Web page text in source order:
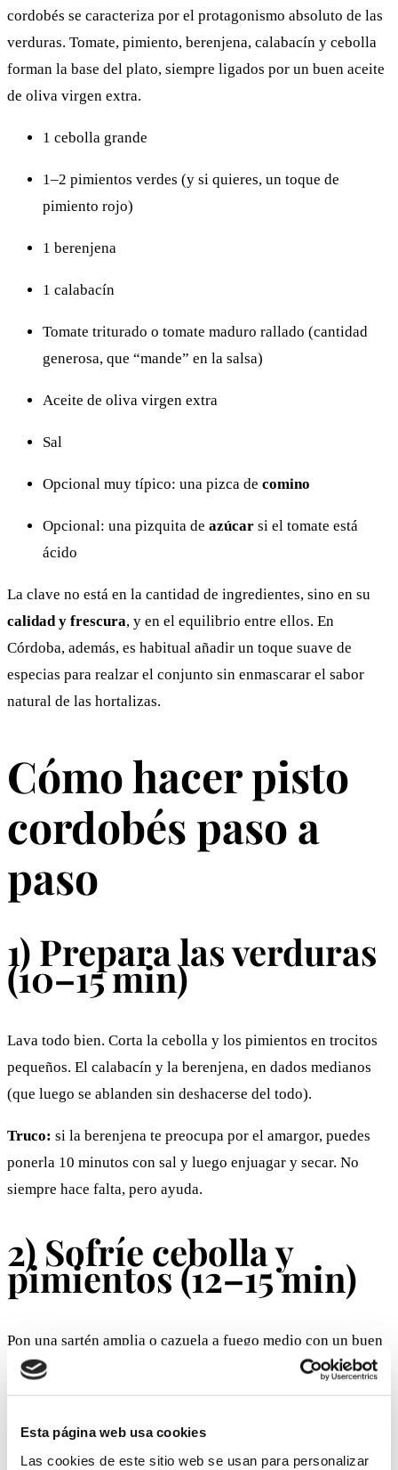
Esta página web usa cookies
Las cookies de este sitio web se usan para personalizar
cordobés se caracteriza por el protagonismo absoluto de las
verduras. Tomate, pimiento, berenjena, calabacín y cebolla
forman la base del plato, siempre ligados por un buen aceite
de oliva virgen extra.
1 cebolla grande
1–2 pimientos verdes (y si quieres, un toque de
pimiento rojo)
1 berenjena
1 calabacín
Tomate triturado o tomate maduro rallado (cantidad
generosa, que “mande” en la salsa)
Aceite de oliva virgen extra
Sal
Opcional muy típico: una pizca de comino
Opcional: una pizquita de azúcar si el tomate está
ácido
La clave no está en la cantidad de ingredientes, sino en su
calidad y frescura, y en el equilibrio entre ellos. En
Córdoba, además, es habitual añadir un toque suave de
especias para realzar el conjunto sin enmascarar el sabor
natural de las hortalizas.
Cómo hacer pisto
cordobés paso a
paso
1) Prepara las verduras
(10–15 min)
Lava todo bien. Corta la cebolla y los pimientos en trocitos
pequeños. El calabacín y la berenjena, en dados medianos
(que luego se ablanden sin deshacerse del todo).
Truco: si la berenjena te preocupa por el amargor, puedes
ponerla 10 minutos con sal y luego enjuagar y secar. No
siempre hace falta, pero ayuda.
2) Sofríe cebolla y
pimientos (12–15 min)
Pon una sartén amplia o cazuela a fuego medio con un buen
fondo de AOVE.
Añadecebolla + pimientocon una pizca de sal y deja que se